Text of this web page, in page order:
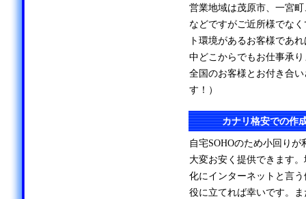
営業地域は茂原市、一宮
などですがご近所様でな
ト環境があるお客様であ
中どこからでもお仕事承
全国のお客様とお付き合
す！）
カナリ格安での作
自宅SOHOのため小回り
大変お安く提供できます
化にインターネットと言
役に立てれば幸いです。